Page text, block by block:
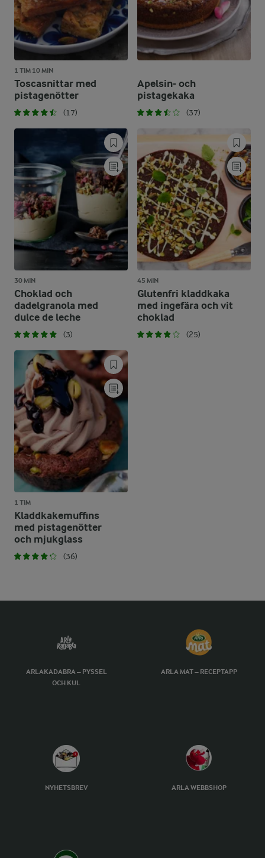
1 TIM 10 MIN
Toscasnittar med
pistagenötter
(17)
Apelsin- och
pistagekaka
(37)
30 MIN
Choklad och
dadelgranola med
dulce de leche
(3)
45 MIN
Glutenfri kladdkaka
med ingefära och vit
choklad
(25)
1 TIM
Kladdkakemuffins
med pistagenötter
och mjukglass
(36)
ARLAKADABRA – PYSSEL
OCH KUL
ARLA MAT – RECEPTAPP
NYHETSBREV ARLA WEBBSHOP